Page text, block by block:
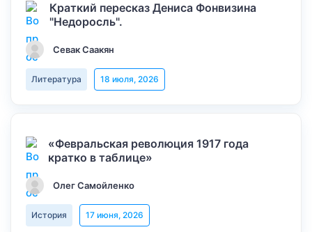
Краткий пересказ Дениса Фонвизина
"Недоросль".
Севак Саакян
Литература 18 июля, 2026
«Февральская революция 1917 года
кратко в таблице»
Олег Самойленко
История 17 июня, 2026